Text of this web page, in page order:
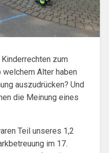
zum
Alter haben
auszudrücken? Und
die Meinung eines
Teil unseres 1,2
im 17.